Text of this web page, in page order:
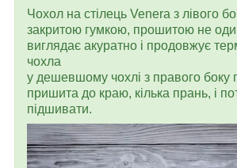
Чохол на стілець Venera з лівого
закритою гумкою, прошитою не
виглядає акуратно і продовжує
чохла
у дешевшому чохлі з правого боку
пришита до краю, кілька прань, і
підшивати.